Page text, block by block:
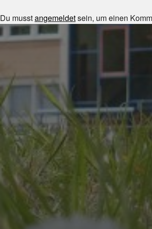
Du musstangemeldetsein, um einen
JULI 8, 2026
UNSER SCHUL-/
2026